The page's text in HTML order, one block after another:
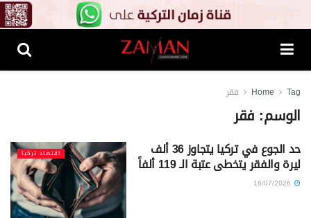
Home Tag فقر
الوسم: فقر
اقتصاد تركيا حد الجوع في تركيا يتجاوز 36 ألف
ليرة والفقر يتخطى عتبة الـ 119 ألفاً